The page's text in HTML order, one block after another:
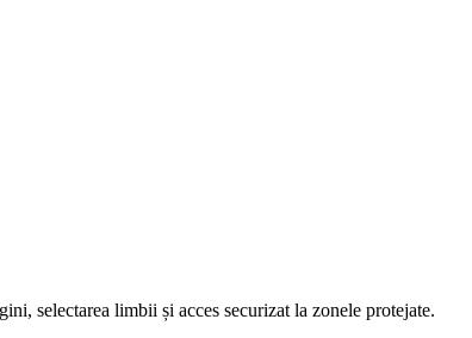
selectarea limbii și acces securizat la zonele protejate.